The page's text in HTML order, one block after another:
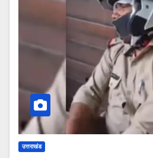
उत्तराखंड